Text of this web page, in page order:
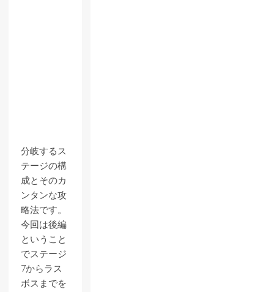
分岐するス
テージの構
成とそのカ
ンタンな攻
略法です。
今回は後編
ということ
でステージ
7からラス
ボスまでを